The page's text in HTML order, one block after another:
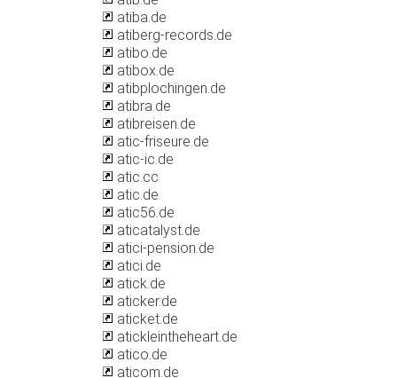
atiba.de
atiberg-records.de
atibo.de
atibox.de
atibplochingen.de
atibra.de
atibreisen.de
atic-friseure.de
atic-ic.de
atic.cc
atic.de
atic56.de
aticatalyst.de
atici-pension.de
atici.de
atick.de
aticker.de
aticket.de
atickleintheheart.de
atico.de
aticom.de